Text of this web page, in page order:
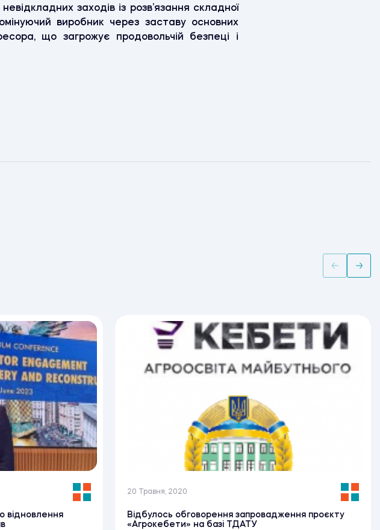
заходів із розв’язання складної
виробник через заставу основних
що загрожує продовольчій безпеці і
відновлення
20 Травня, 2020
Відбулось обговорення запровадження проєкту
«Агрокебети» на базі ТДАТУ